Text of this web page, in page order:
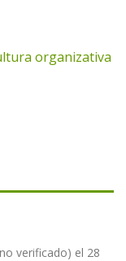
organizativa
verificado) el 28